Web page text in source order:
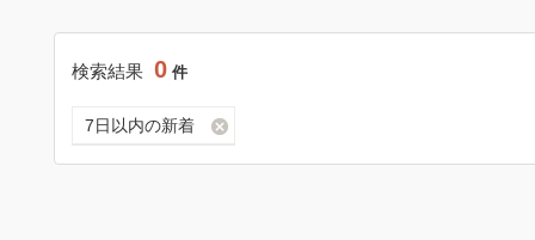
検索結果 0 件
7日以内の新着